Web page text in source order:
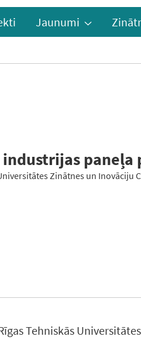
Jaunumi
industrijas paneļa
Zinātnes un Inovāciju
Tehniskās